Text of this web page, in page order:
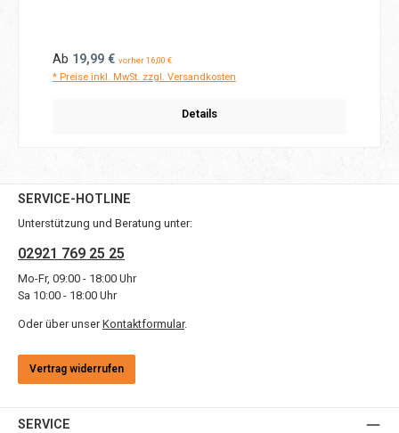
Regulärer Preis:
Ab 19,99 € vorher 16,00 €
* Preise inkl. MwSt. zzgl. Versandkosten
Details
SERVICE-HOTLINE
Unterstützung und Beratung unter:
02921 769 25 25
Mo-Fr, 09:00 - 18:00 Uhr
Sa 10:00 - 18:00 Uhr
Oder über unser Kontaktformular.
Vertrag widerrufen
SERVICE